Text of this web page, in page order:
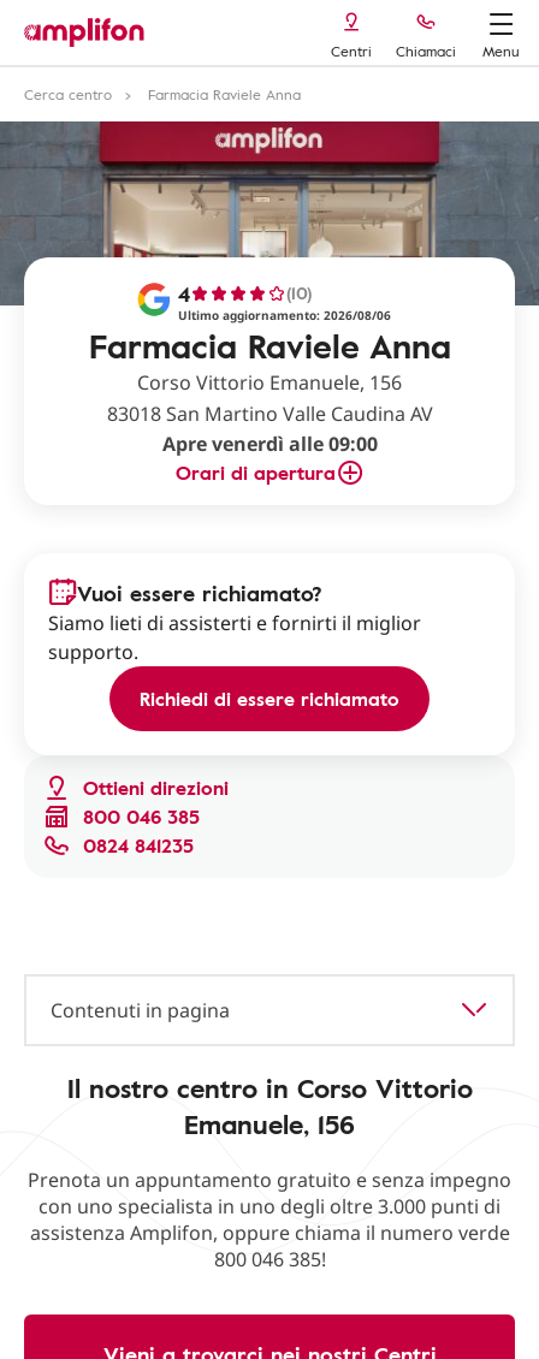
Centri Chiamaci
Menu
Cerca centro
Farmacia Raviele Anna
Farmacia Raviele Anna
4 (10)
Ultimo aggiornamento: 2026/08/06
Corso Vittorio Emanuele, 156
83018 San Martino Valle Caudina AV
Apre venerdì alle 09:00
Orari di apertura
Ottieni direzioni
800 046 385
0824 841235
Vuoi essere richiamato?
Siamo lieti di assisterti e fornirti il miglior
supporto.
Richiedi di essere richiamato
Contenuti in pagina
Il nostro centro in Corso Vittorio
Emanuele, 156
Prenota un appuntamento gratuito e senza impegno
con uno specialista in uno degli oltre 3.000 punti di
assistenza Amplifon, oppure chiama il numero verde
800 046 385!